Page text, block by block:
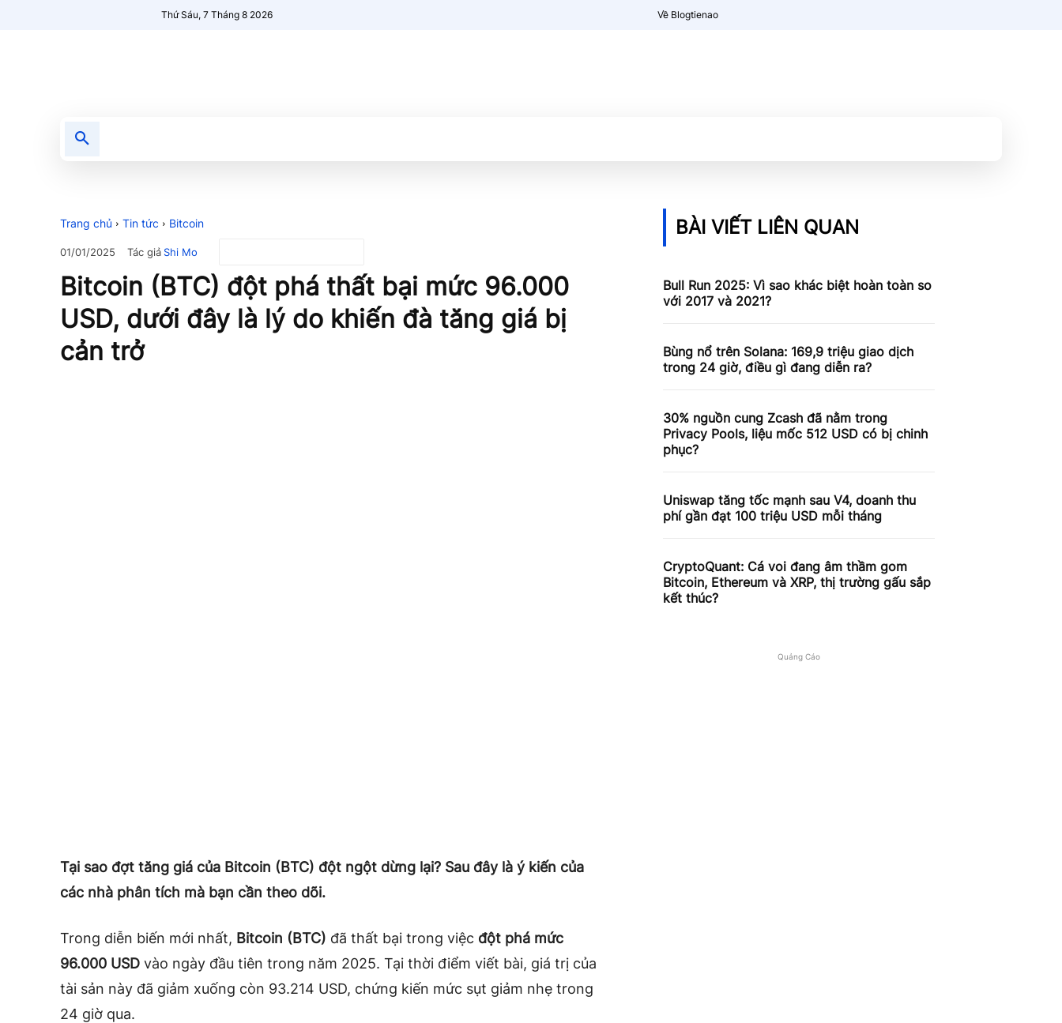
Thứ Sáu, 7 Tháng 8 2026 Về Blogtienao
Trang chủ Tin tức Bitcoin
01/01/2025 Tác giảShi Mo
Bitcoin (BTC) đột phá thất bại mức 96.000
USD, dưới đây là lý do khiến đà tăng giá bị
cản trở
Tại sao đợt tăng giá của Bitcoin (BTC) đột ngột dừng lại? Sau đây là ý kiến ​​của
các nhà phân tích mà bạn cần theo dõi.
Trong diễn biến mới nhất, Bitcoin (BTC) đã thất bại trong việc đột phá mức
96.000 USD vào ngày đầu tiên trong năm 2025. Tại thời điểm viết bài, giá trị của
tài sản này đã giảm xuống còn 93.214 USD, chứng kiến mức sụt giảm nhẹ trong
24 giờ qua.
BÀI VIẾT LIÊN QUAN
Bull Run 2025: Vì sao khác biệt hoàn toàn so
với 2017 và 2021?
Bùng nổ trên Solana: 169,9 triệu giao dịch
trong 24 giờ, điều gì đang diễn ra?
30% nguồn cung Zcash đã nằm trong
Privacy Pools, liệu mốc 512 USD có bị chinh
phục?
Uniswap tăng tốc mạnh sau V4, doanh thu
phí gần đạt 100 triệu USD mỗi tháng
CryptoQuant: Cá voi đang âm thầm gom
Bitcoin, Ethereum và XRP, thị trường gấu sắp
kết thúc?
Quảng Cáo